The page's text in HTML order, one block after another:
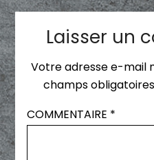
Laisser un
Votre adresse e-mail
champs
COMMENTAIRE *